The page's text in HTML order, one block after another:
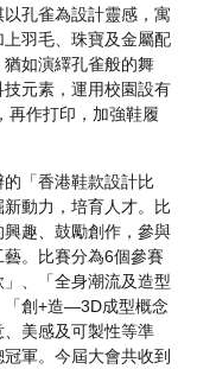
孔雀為設計靈感，寓
羽毛、珠寶及金屬配
如演繹孔雀般的舞
元素，運用校園設有
再作打印，加強鞋履
「香港鞋款設計比
動力，培育人才。比
趣、鼓勵創作，參與
。比賽分為6個參賽
、「全身潮流及造型
創+造—3D成型概念
美感及可製性等準
軍。今屆大會共收到